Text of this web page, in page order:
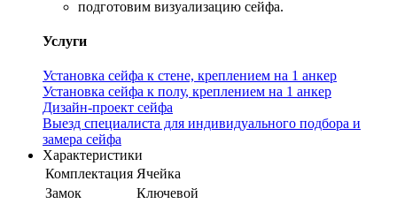
подготовим визуализацию сейфа.
Услуги
Установка сейфа к стене, креплением на 1 анкер
Установка сейфа к полу, креплением на 1 анкер
Дизайн-проект сейфа
Выезд специалиста для индивидуального подбора и
замера сейфа
Характеристики
Комплектация Ячейка
Замок
Ключевой